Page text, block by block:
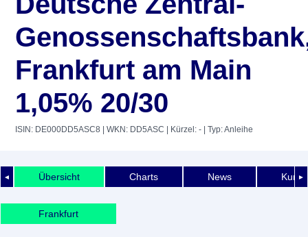
Frankfurt am Main
1,05% 20/30
ISIN: DE000DD5ASC8 | WKN: DD5ASC | Kürzel: - | Typ: Anleihe
◄ ►
Übersicht Charts News
Frankfurt